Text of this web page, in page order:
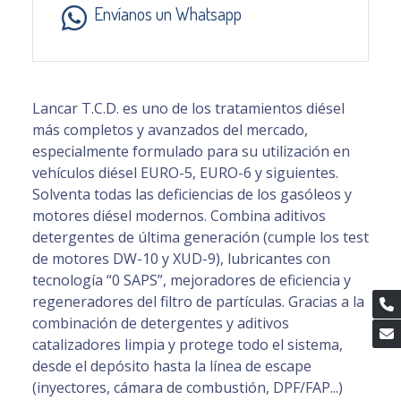
Envíanos un Whatsapp
Lancar T.C.D. es uno de los tratamientos diésel
más completos y avanzados del mercado,
especialmente formulado para su utilización en
vehículos diésel EURO-5, EURO-6 y siguientes.
Solventa todas las deficiencias de los gasóleos y
motores diésel modernos. Combina aditivos
detergentes de última generación (cumple los test
de motores DW-10 y XUD-9), lubricantes con
tecnología “0 SAPS”, mejoradores de eficiencia y
regeneradores del filtro de partículas. Gracias a la
combinación de detergentes y aditivos
catalizadores limpia y protege todo el sistema,
desde el depósito hasta la línea de escape
(inyectores, cámara de combustión, DPF/FAP...)